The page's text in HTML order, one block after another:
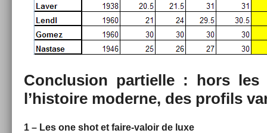
Con­clus­ion par­tiel­le : hors
l’his­toire moder­ne, des pro­fils
1 – Les one shot et faire-valoir de luxe